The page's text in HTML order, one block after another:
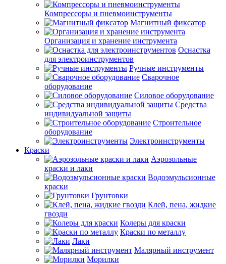
Компрессоры и пневмоинструменты
Магнитный фиксатор
Организация и хранение инструмента
Оснастка
для электроинструментов
Ручные инструменты
Сварочное
оборудование
Силовое оборудование
Средства
индивидуальной защиты
Строительное
оборудование
Электроинструменты
Краски
Аэрозольные
краски и лаки
Водоэмульсионные
краски
Грунтовки
Клей, пена, жидкие
гвозди
Колеры для краски
Краски по металлу
Лаки
Малярный инструмент
Морилки